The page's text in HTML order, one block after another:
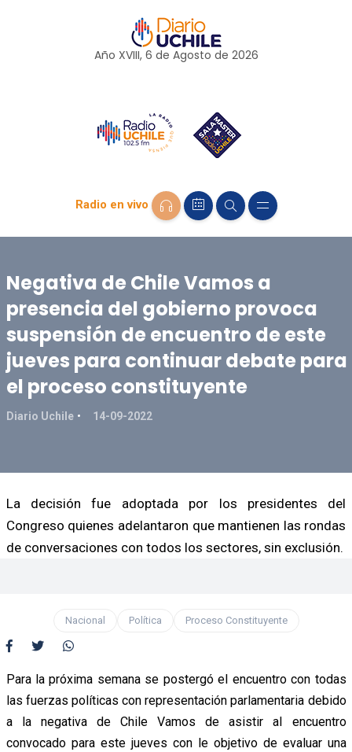
Año XVIII, 6 de Agosto de 2026
Radio en vivo
Negativa de Chile Vamos a
presencia del gobierno provoca
suspensión de encuentro de este
jueves para continuar debate para
el proceso constituyente
Diario Uchile 14-09-2022
La decisión fue adoptada por los presidentes del
Congreso quienes adelantaron que mantienen las rondas
de conversaciones con todos los sectores, sin exclusión.
Nacional Política Proceso Constituyente
Para la próxima semana se postergó el encuentro con todas
las fuerzas políticas con representación parlamentaria debido
a la negativa de Chile Vamos de asistir al encuentro
convocado para este jueves con le objetivo de evaluar una